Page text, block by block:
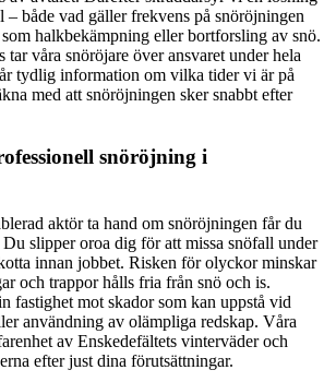
– både vad gäller frekvens på snöröjningen
halkbekämpning eller bortforsling av snö.
tar våra snöröjare över ansvaret under hela
tydlig information om vilka tider vi är på
med att snöröjningen sker snabbt efter
snöröjning i
aktör ta hand om snöröjningen får du
slipper oroa dig för att missa snöfall under
innan jobbet. Risken för olyckor minskar
och trappor hålls fria från snö och is.
fastighet mot skador som kan uppstå vid
användning av olämpliga redskap. Våra
av Enskedefältets vinterväder och
efter just dina förutsättningar.